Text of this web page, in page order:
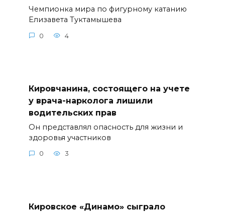
Чемпионка мира по фигурному катанию
Елизавета Туктамышева
0 4
Кировчанина, состоящего на учете
у врача-нарколога лишили
водительских прав
Он представлял опасность для жизни и
здоровья участников
0 3
Кировское «Динамо» сыграло